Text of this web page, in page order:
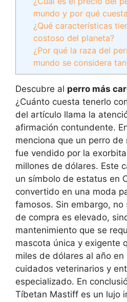
mundo y por qué
¿Qué características
costoso del planeta?
¿Por qué la raza del
mundo se considera
Descubre al perro más
¿Cuánto cuesta tenerlo
del artículo llama la
afirmación contundente.
menciona que un perro
fue vendido por la
millones de dólares. Este
un símbolo de estatus en
convertido en una moda
famosos. Sin embargo, no
de compra es elevado,
mantenimiento que se
mascota única y exigente
miles de dólares al año en
cuidados veterinarios y
especializado. En
Tíbetan Mastiff es un lujo